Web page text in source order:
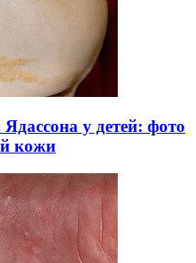
у детей: фото
кожи